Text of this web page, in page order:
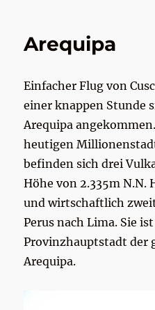
Arequipa
Einfacher Flug von
einer knappen Stunde
Arequipa
heutigen
befinden sich drei
Höhe von 2.335m N.N.
und wirtschaftlich
Perus nach Lima. Sie
Provinzhauptstadt der
Arequipa.